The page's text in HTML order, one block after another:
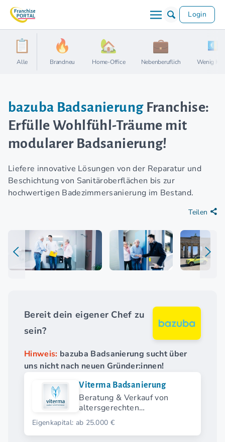
Login
Alle Brandneu Home-Office Nebenberuflich Wenig
bazuba BadsanierungFranchise:
Erfülle Wohlfühl-Träume mit
modularer Badsanierung!
Liefere innovative Lösungen von der Reparatur und
Beschichtung von Sanitäroberflächen bis zur
hochwertigen Badezimmersanierung im Bestand.
Teilen
Bereit dein eigener Chef zu
sein?
Hinweis: bazuba Badsanierung sucht über
uns nicht nach neuen Gründer:innen!
Viterma Badsanierung
Beratung & Verkauf von
altersgerechten
Badsanierungen
Eigenkapital: ab 25.000 €